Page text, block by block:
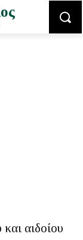
αιδοίου